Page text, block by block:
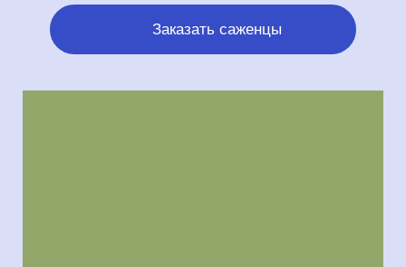
Заказать саженцы